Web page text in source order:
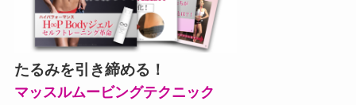
たるみを引き締める！
マッスルムービングテクニック